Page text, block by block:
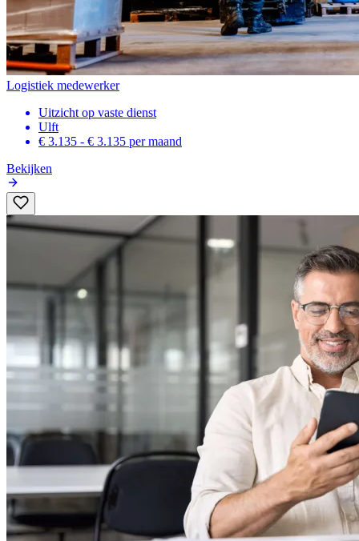
Logistiek medewerker
Uitzicht op vaste dienst
Ulft
€ 3.135 - € 3.135 per maand
Bekijken